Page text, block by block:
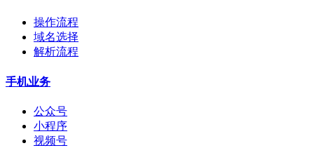
操作流程
域名选择
解析流程
手机业务
公众号
小程序
视频号